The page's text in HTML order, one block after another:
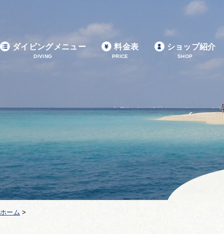
ダイビングメニュー
DIVING
料金表
PRICE
ショップ紹介
SHOP
ホーム >